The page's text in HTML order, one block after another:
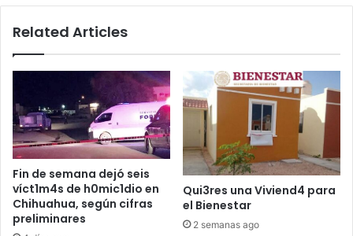
Related Articles
Fin de semana dejó seis
víct1m4s de h0mic1dio en
Chihuahua, según cifras
preliminares
Qui3res una Viviend4 para
el Bienestar
2 semanas ago